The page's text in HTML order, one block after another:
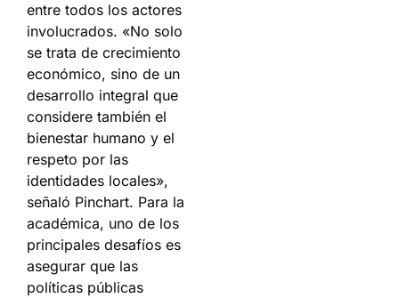
entre todos los actores
involucrados. «No solo
se trata de crecimiento
económico, sino de un
desarrollo integral que
considere también el
bienestar humano y el
respeto por las
identidades locales»,
señaló Pinchart. Para la
académica, uno de los
principales desafíos es
asegurar que las
políticas públicas